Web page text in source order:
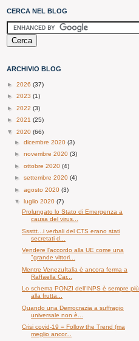
CERCA NEL BLOG
ARCHIVIO BLOG
► 2026 (37)
► 2023 (1)
► 2022 (3)
► 2021 (25)
▼ 2020 (66)
► dicembre 2020 (3)
► novembre 2020 (3)
► ottobre 2020 (4)
► settembre 2020 (4)
► agosto 2020 (3)
▼ luglio 2020 (7)
Prolungato lo Stato di Emergenza a
causa del virus...
Sssttt...i verbali del CTS erano stati
secretati d...
Vendere l'accordo alla UE come una
"grande vittori...
Mentre VenezuItalia è ancora ferma a
Raffaella Car...
Lo schema PONZI dell'INPS è sempre più
alla frutta...
Quando una Democrazia a suffragio
universale non è...
Crisi covid-19 = Follow the Trend (ma
meglio ancor...